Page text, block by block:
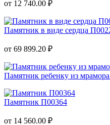
от 12 740.00 ₽
Памятник в виде сердца
от 69 899.20 ₽
Памятник ребенку из
Памятник П00364
от 14 560.00 ₽